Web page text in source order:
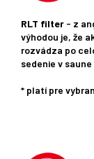
RLT filter - z
výhodou je, že
rozvádza po
sedenie v
* platí pre